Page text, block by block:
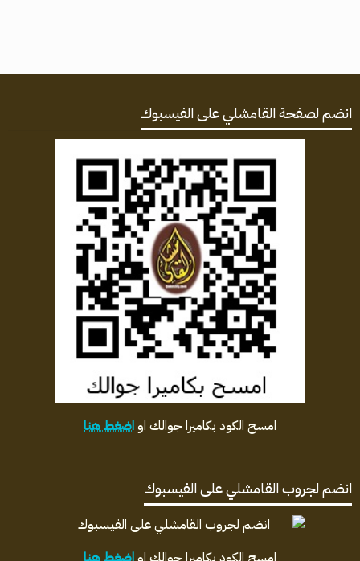
انضم لصفحة القامشلي على الفيسبوك
امسح الكود بكاميرا جوالك اواضغط هنا
انضم لجروب القامشلي على الفيسبوك